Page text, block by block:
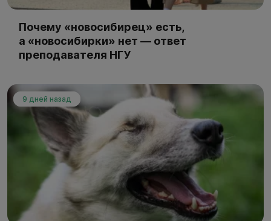
Почему «новосибирец» есть,
а «новосибирки» нет — ответ
преподавателя НГУ
9 дней назад